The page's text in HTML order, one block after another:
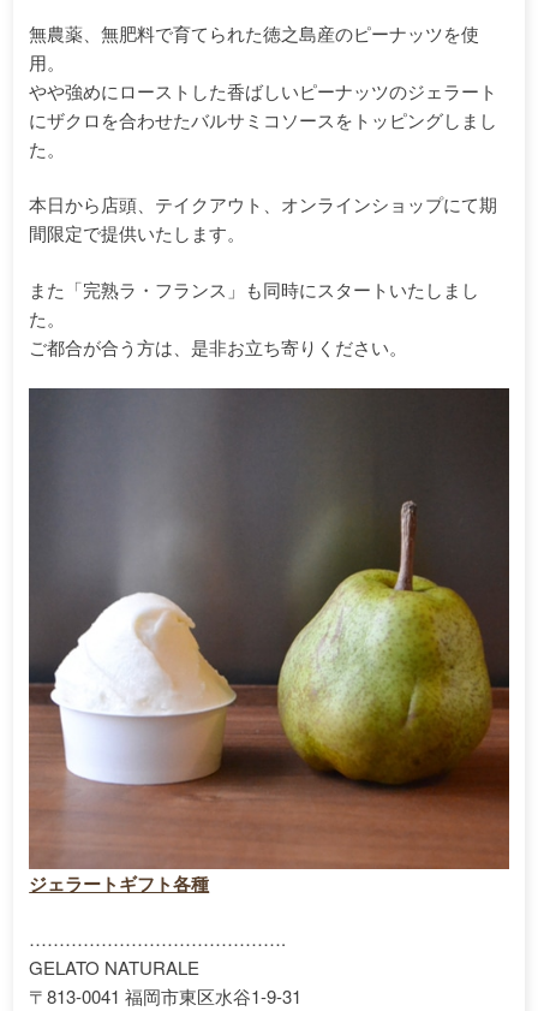
無農薬、無肥料で育てられた徳之島産のピーナッツを使
用。
やや強めにローストした香ばしいピーナッツのジェラート
にザクロを合わせたバルサミコソースをトッピングしまし
た。
本日から店頭、テイクアウト、オンラインショップにて期
間限定で提供いたします。
また「完熟ラ・フランス」も同時にスタートいたしまし
た。
ご都合が合う方は、是非お立ち寄りください。
ジェラートギフト各種
…………………………………….
GELATO NATURALE
〒813-0041 福岡市東区水谷1-9-31